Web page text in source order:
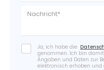
Ja, ich habe die
genommen. Ich bin
Angaben und Daten zur
elektronisch erhoben und